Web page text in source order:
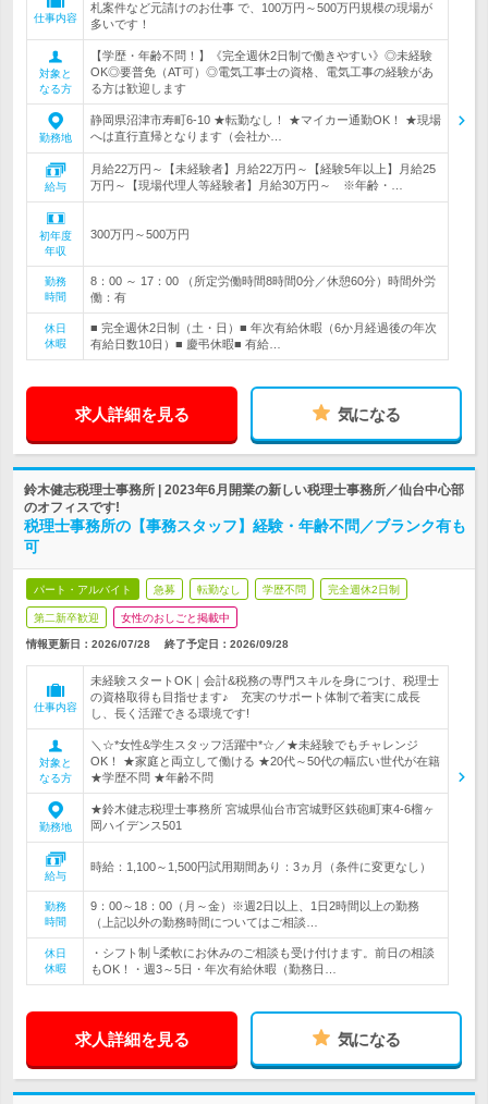
仕事内容
札案件など元請けのお仕事 で、100万円～500万円規模の現場が
多いです！
対象と
なる方
【学歴・年齢不問！】《完全週休2日制で働きやすい》◎未経験
OK◎要普免（AT可）◎電気工事士の資格、電気工事の経験があ
る方は歓迎します
勤務地
静岡県沼津市寿町6-10 ★転勤なし！ ★マイカー通勤OK！ ★現場
へは直行直帰となります（会社か…
給与
月給22万円～【未経験者】月給22万円～【経験5年以上】月給25
万円～【現場代理人等経験者】月給30万円～ ※年齢・…
初年度
年収
300万円～500万円
勤務
時間
8：00 ～ 17：00 （所定労働時間8時間0分／休憩60分）時間外労
働：有
休日
休暇
■ 完全週休2日制（土・日）■ 年次有給休暇（6か月経過後の年次
有給日数10日）■ 慶弔休暇■ 有給…
求人詳細を見る 気になる
鈴木健志税理士事務所 | 2023年6月開業の新しい税理士事務所／仙台中心部
のオフィスです!
税理士事務所の【事務スタッフ】経験・年齢不問／ブランク有も
可
パート・アルバイト 急募 転勤なし 学歴不問 完全週休2日制
第二新卒歓迎 女性のおしごと掲載中
情報更新日：2026/07/28 終了予定日： 2026/09/28
仕事内容
未経験スタートOK｜会計&税務の専門スキルを身につけ、税理士
の資格取得も目指せます♪ 充実のサポート体制で着実に成長
し、長く活躍できる環境です!
対象と
なる方
＼☆*女性&学生スタッフ活躍中*☆／★未経験でもチャレンジ
OK！ ★家庭と両立して働ける ★20代～50代の幅広い世代が在籍
★学歴不問 ★年齢不問
勤務地
★鈴木健志税理士事務所 宮城県仙台市宮城野区鉄砲町東4-6榴ヶ
岡ハイデンス501
給与
時給：1,100～1,500円試用期間あり：3ヵ月（条件に変更なし）
勤務
時間
9：00～18：00（月～金）※週2日以上、1日2時間以上の勤務
（上記以外の勤務時間についてはご相談…
休日
休暇
・シフト制└柔軟にお休みのご相談も受け付けます。前日の相談
もOK！・週3～5日・年次有給休暇（勤務日…
求人詳細を見る 気になる